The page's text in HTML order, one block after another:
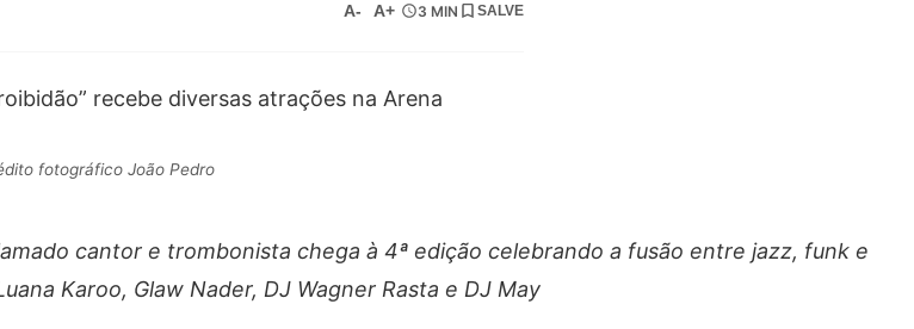
A- A+ 3 MIN SALVE
fotográfico João Pedro
cantor e trombonista chega à 4ª edição celebrando a fusão entre jazz, funk e
Karoo, Glaw Nader, DJ Wagner Rasta e DJ May